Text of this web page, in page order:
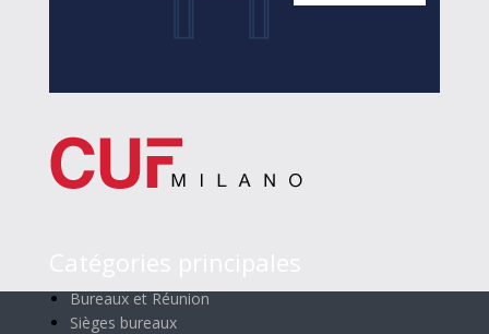
Bureaux et Réunion
Sièges bureaux